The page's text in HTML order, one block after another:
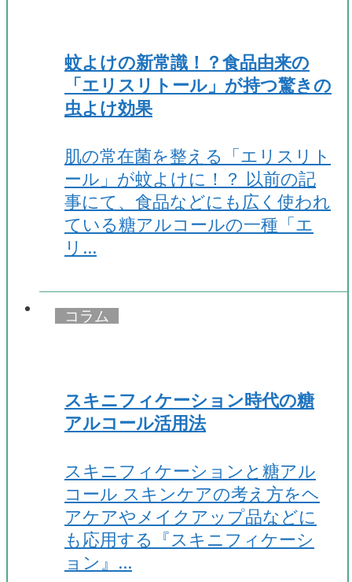
蚊よけの新常識！？食品由来の
「エリスリトール」が持つ驚きの
虫よけ効果
肌の常在菌を整える「エリスリト
ール」が蚊よけに！？ 以前の記
事にて、食品などにも広く使われ
ている糖アルコールの一種「エ
リ…
コラム
スキニフィケーション時代の糖
アルコール活用法
スキニフィケーションと糖アル
コール スキンケアの考え方をヘ
アケアやメイクアップ品などに
も応用する『スキニフィケーシ
ョン』…